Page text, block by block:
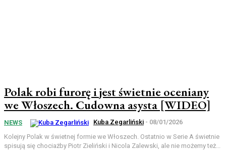
Polak robi furorę i jest świetnie oceniany
we Włoszech. Cudowna asysta [WIDEO]
NEWS Kuba Zegarliński - 08/01/2026
Kolejny Polak w świetnej formie we Włoszech. Ostatnio w Serie A świetnie
spisują się chociażby Piotr Zieliński i Nicola Zalewski, ale nie możemy też...